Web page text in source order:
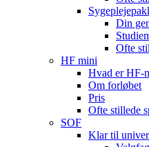
Din
Ofte
HF mini
Hvad er HF-
Om forløbet
Pris
Ofte stillede
SOF
Klar til